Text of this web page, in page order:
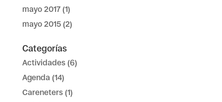
mayo 2017(1)
mayo 2015(2)
Categorías
Actividades(6)
Agenda (14)
Careneters(1)